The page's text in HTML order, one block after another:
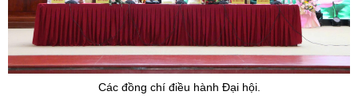
Các đồng chí điều hành Đại hội.